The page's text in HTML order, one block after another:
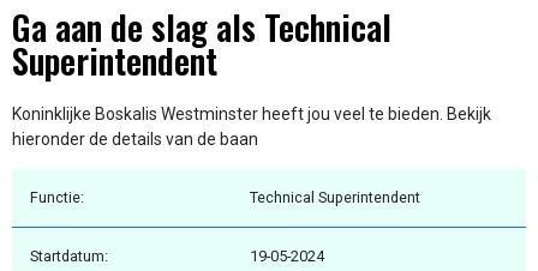
Ga aan de slag als Technical
Superintendent
Koninklijke Boskalis Westminster heeft jou veel te bieden. Bekijk
hieronder de details van de baan
Functie: Technical Superintendent
Startdatum: 19-05-2024